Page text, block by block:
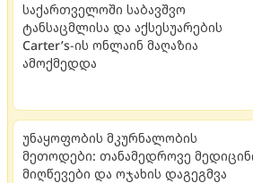
საქართველოში საბავშვო
ტანსაცმლისა და აქსესუარების
Carter’s-ის ონლაინ მაღაზია
ამოქმედდა
უნაყოფობის მკურნალობის
მეთოდები: თანამედროვე
მიღწევები და ოჯახის დაგეგმვა